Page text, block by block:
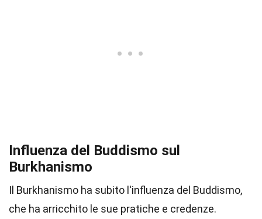
Influenza del Buddismo sul
Burkhanismo
Il Burkhanismo ha subito l'influenza del Buddismo,
che ha arricchito le sue pratiche e credenze.